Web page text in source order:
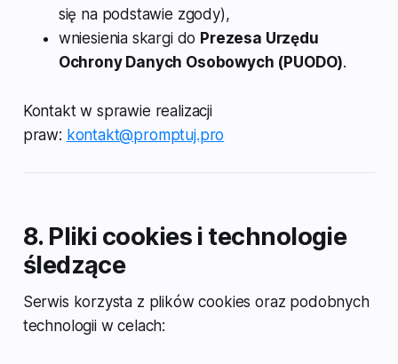
się na podstawie zgody),
wniesienia skargi do Prezesa Urzędu
Ochrony Danych Osobowych (PUODO).
Kontakt w sprawie realizacji
praw: kontakt@promptuj.pro
8. Pliki cookies i technologie
śledzące
Serwis korzysta z plików cookies oraz podobnych
technologii w celach: